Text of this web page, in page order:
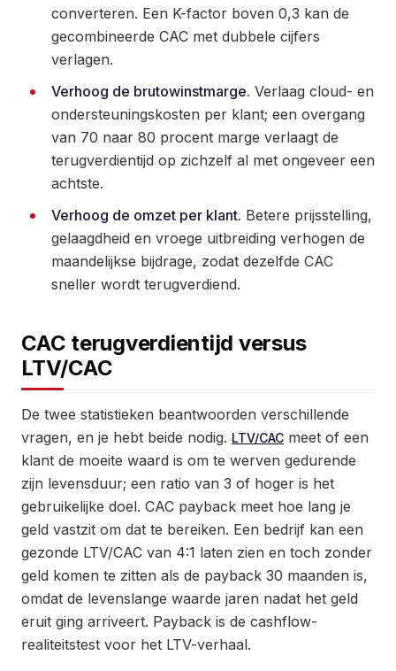
converteren. Een K-factor boven 0,3 kan de
gecombineerde CAC met dubbele cijfers
verlagen.
Verhoog de brutowinstmarge. Verlaag cloud- en
ondersteuningskosten per klant; een overgang
van 70 naar 80 procent marge verlaagt de
terugverdientijd op zichzelf al met ongeveer een
achtste.
Verhoog de omzet per klant. Betere prijsstelling,
gelaagdheid en vroege uitbreiding verhogen de
maandelijkse bijdrage, zodat dezelfde CAC
sneller wordt terugverdiend.
CAC terugverdientijd versus
LTV/CAC
De twee statistieken beantwoorden verschillende
vragen, en je hebt beide nodig. LTV/CAC meet of een
klant de moeite waard is om te werven gedurende
zijn levensduur; een ratio van 3 of hoger is het
gebruikelijke doel. CAC payback meet hoe lang je
geld vastzit om dat te bereiken. Een bedrijf kan een
gezonde LTV/CAC van 4:1 laten zien en toch zonder
geld komen te zitten als de payback 30 maanden is,
omdat de levenslange waarde jaren nadat het geld
eruit ging arriveert. Payback is de cashflow-
realiteitstest voor het LTV-verhaal.